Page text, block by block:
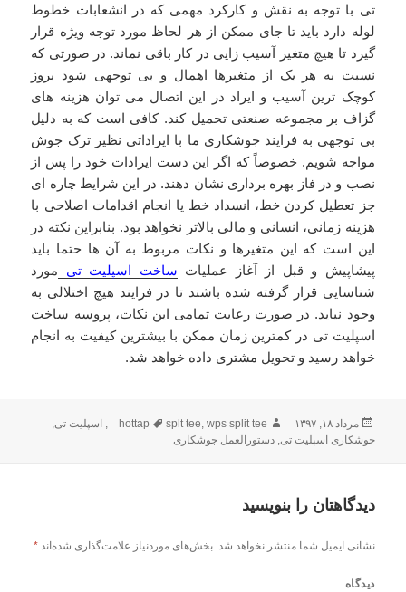
تی با توجه به نقش و کارکرد مهمی که در انشعابات خطوط
لوله دارد باید تا جای ممکن از هر لحاظ مورد توجه ویژه قرار
گیرد تا هیچ متغیر آسیب زایی در کار باقی نماند. در صورتی که
نسبت به هر یک از متغیرها اهمال و بی توجهی شود بروز
کوچک ترین آسیب و ایراد در این اتصال می توان هزینه های
گزاف بر مجموعه صنعتی تحمیل کند. کافی است که به دلیل
بی توجهی به فرایند جوشکاری ما با ایراداتی نظیر ترک جوش
مواجه شویم. خصوصاً که اگر این دست ایرادات خود را پس از
نصب و در فاز بهره برداری نشان دهند. در این شرایط چاره ای
جز تعطیل کردن خط، انسداد خط یا انجام اقدامات اصلاحی با
هزینه زمانی، انسانی و مالی بالاتر نخواهد بود. بنابراین نکته در
این است که این متغیرها و نکات مربوط به آن ها حتما باید
پیشاپیش و قبل از آغاز عملیات ساخت اسپلیت تی مورد
شناسایی قرار گرفته شده باشند تا در فرایند هیچ اختلالی به
وجود نیاید. در صورت رعایت تمامی این نکات، پروسه ساخت
اسپلیت تی در کمترین زمان ممکن با بیشترین کیفیت به انجام
خواهد رسید و تحویل مشتری داده خواهد شد.
ارسال
شده
مرداد ۱۸, ۱۳۹۷ نویسنده hottap
برچسب‌هاsplt tee wps split tee
,اسپلیت تی
جوشکاری اسپلیت تی ,دستورالعمل جوشکاری
دیدگاهتان را بنویسید
نشانی ایمیل شما منتشر نخواهد شد. بخش‌های موردنیاز علامت‌گذاری شده‌اند*
دیدگاه